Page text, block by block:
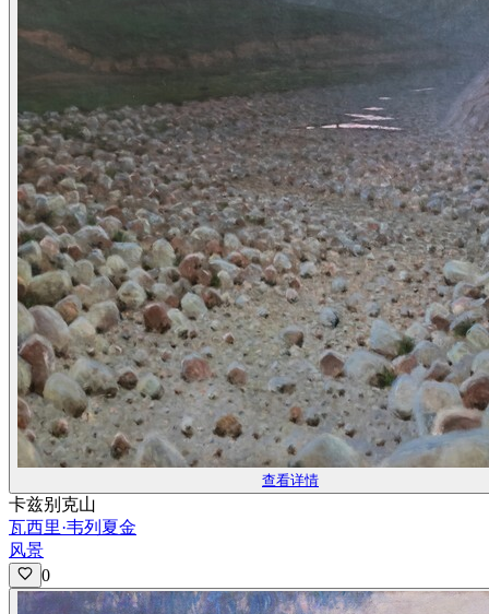
查看详情
卡兹别克山
瓦西里·韦列夏金
风景
0